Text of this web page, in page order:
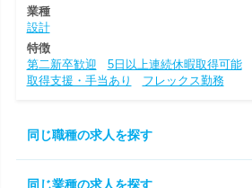
業種
設計
特徴
第二新卒歓迎
5日以上連続休暇取得可能
取得支援・手当あり
フレックス勤務
同じ職種の求人を探す
同じ業種の求人を探す